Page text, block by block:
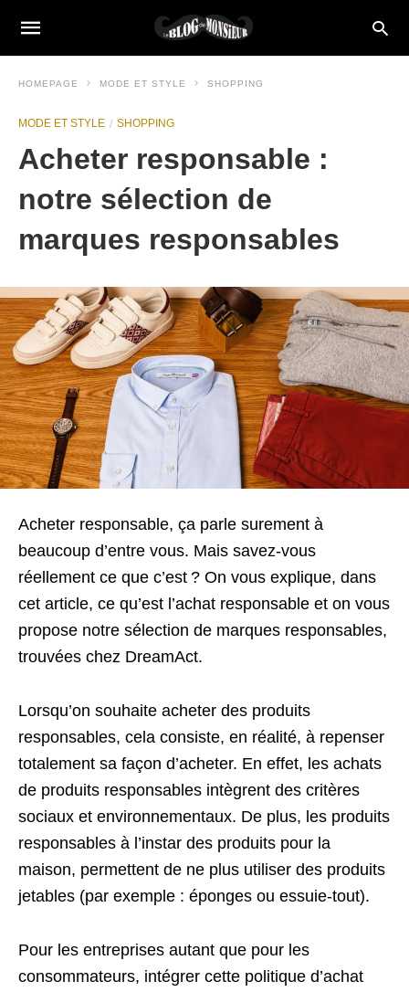
HOMEPAGE MODE ET STYLE SHOPPING
MODE ET STYLE SHOPPING
Acheter responsable :
notre sélection de
marques responsables
Acheter responsable, ça parle surement à
beaucoup d’entre vous. Mais savez-vous
réellement ce que c’est ? On vous explique, dans
cet article, ce qu’est l’achat responsable et on vous
propose notre sélection de marques responsables,
trouvées chez DreamAct.
Lorsqu’on souhaite acheter des produits
responsables, cela consiste, en réalité, à repenser
totalement sa façon d’acheter. En effet, les achats
de produits responsables intègrent des critères
sociaux et environnementaux. De plus, les produits
responsables à l’instar des produits pour la
maison, permettent de ne plus utiliser des produits
jetables (par exemple : éponges ou essuie-tout).
Pour les entreprises autant que pour les
consommateurs, intégrer cette politique d’achat